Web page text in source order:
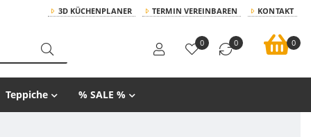
3D KÜCHENPLANER TERMIN VEREINBAREN KONTAKT
0 0 0
Teppiche % SALE %